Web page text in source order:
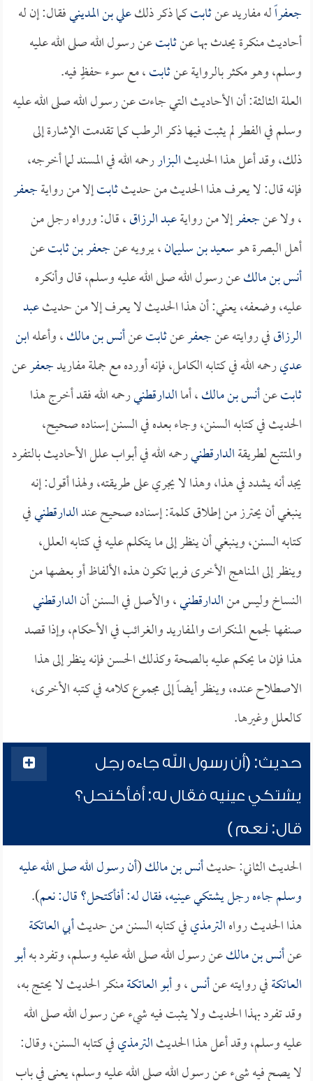
جعفراًله مفاريد عنثابتكما ذكر ذلكعلي بن المدينيفقال: إن له
أحاديث منكرة يحدث بها عنثابتعن رسول الله صلى الله عليه
وسلم، وهو مكثر بالرواية عنثابت، مع سوء حفظٍ فيه.
العلة الثالثة: أن الأحاديث التي جاءت عن رسول الله صلى الله عليه
وسلم في الفطر لم يثبت فيها ذكر الرطب كما تقدمت الإشارة إلى
ذلك، وقد أعل هذا الحديثالبزاررحمه الله في المسند لما أخرجه،
فإنه قال: لا يعرف هذا الحديث من حديثثابتإلا من روايةجعفر
، ولا عنجعفرإلا من روايةعبد الرزاق، قال: ورواه رجل من
أهل البصرة هوسعيد بن سليمان، يرويه عنجعفر بن ثابتعن
أنس بن مالكعن رسول الله صلى الله عليه وسلم، قال وأنكره
عليه، وضعفه، يعني: أن هذا الحديث لا يعرف إلا من حديثعبد
الرزاقفي روايته عنجعفرعنثابتعنأنس بن مالك، وأعلهابن
عديرحمه الله في كتابه الكامل، فإنه أورده مع جملة مفاريدجعفرعن
ثابتعنأنس بن مالك، أماالدارقطنيرحمه الله فقد أخرج هذا
الحديث في كتابه السنن، وجاء بعده في السنن إسناده صحيح،
والمتتبع لطريقةالدارقطنيرحمه الله في أبواب علل الأحاديث بالتفرد
يجد أنه يشدد في هذا، وهذا لا يجري على طريقته، ولهذا أقول: إنه
ينبغي أن يحترز من إطلاق كلمة: إسناده صحيح عندالدارقطنيفي
كتابه السنن، وينبغي أن ينظر إلى ما يتكلم عليه في كتابه العلل،
وينظر إلى المناهج الأخرى فربما تكون هذه الألفاظ أو بعضها من
النساخ وليس منالدارقطني، والأصل في السنن أنالدارقطني
صنفها لجمع المنكرات والمفاريد والغرائب في الأحكام، وإذا قصد
هذا فإن ما يحكم عليه بالصحة وكذلك الحسن فإنه ينظر إلى هذا
الاصطلاح عنده، وينظر أيضاً إلى مجموع كلامه في كتبه الأخرى،
كالعلل وغيرها.
حديث: (أن رسول الله جاءه رجل
يشتكي عينيه فقال له: أفأكتحل؟
قال: نعم )
الحديث الثاني: حديثأنس بن مالك(أن رسول الله صلى الله عليه
وسلم جاءه رجل يشتكي عينيه، فقال له: أفأكتحل؟ قال: نعم).
هذا الحديث رواهالترمذيفي كتابه السنن من حديثأبي العاتكة
عنأنس بن مالكعن رسول الله صلى الله عليه وسلم، وتفرد بهأبو
العاتكةفي روايته عنأنس، وأبو العاتكةمنكر الحديث لا يحتج به،
وقد تفرد بهذا الحديث ولا يثبت فيه شيء عن رسول الله صلى الله
عليه وسلم، وقد أعل هذا الحديثالترمذيفي كتابه السنن، وقال:
لا يصح فيه شيء عن رسول الله صلى الله عليه وسلم، يعني في باب